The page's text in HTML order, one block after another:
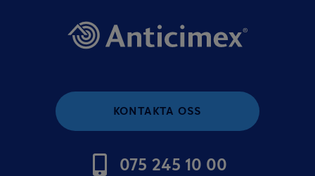
KONTAKTA OSS
075 245 10 00